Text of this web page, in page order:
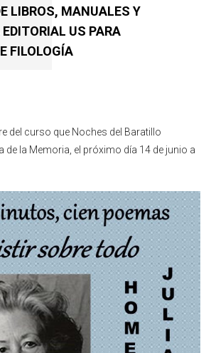
LIBROS, MANUALES Y
US PARA
FILOLOGÍA
del curso que Noches del Baratillo
de la Memoria, el próximo día 14 de junio a